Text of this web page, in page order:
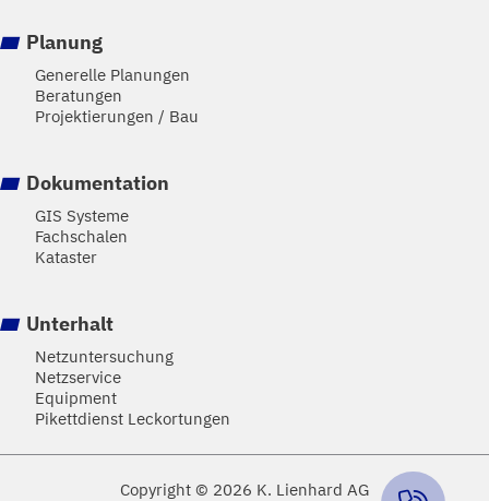
Planung
Generelle Planungen
Beratungen
Projektierungen / Bau
Dokumentation
GIS Systeme
Fachschalen
Kataster
Unterhalt
Netzuntersuchung
Netzservice
Equipment
Pikettdienst Leckortungen
Copyright © 2026 K. Lienhard AG